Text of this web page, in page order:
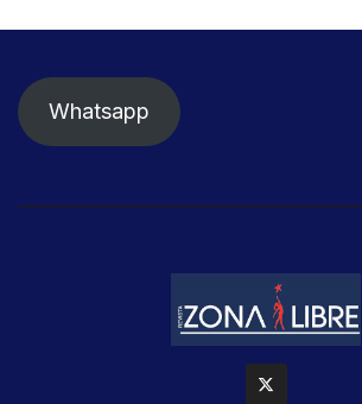
Whatsapp